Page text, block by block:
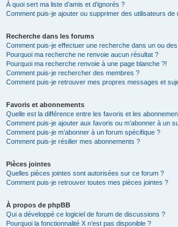
À quoi sert ma liste d’amis et d’ignorés ?
Comment puis-je ajouter ou supprimer des utilisateurs de
Recherche dans les forums
Comment puis-je effectuer une recherche dans un ou
Pourquoi ma recherche ne renvoie aucun résultat ?
Pourquoi ma recherche renvoie à une page blanche ?!
Comment puis-je rechercher des membres ?
Comment puis-je retrouver mes propres messages et
Favoris et abonnements
Quelle est la différence entre les favoris et les
Comment puis-je ajouter aux favoris ou m’abonner à un
Comment puis-je m’abonner à un forum spécifique ?
Comment puis-je résilier mes abonnements ?
Pièces jointes
Quelles pièces jointes sont autorisées sur ce forum ?
Comment puis-je retrouver toutes mes pièces jointes ?
À propos de phpBB
Qui a développé ce logiciel de forum de discussions ?
Pourquoi la fonctionnalité X n’est pas disponible ?